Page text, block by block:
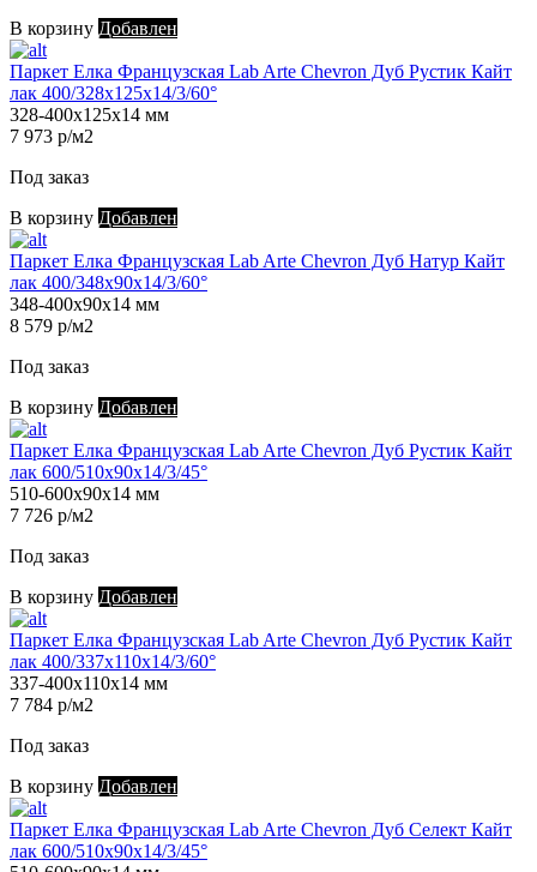
В корзину Добавлен
Паркет Елка Французская Lab Arte Chevron Дуб Рустик Кайт
лак 400/328х125х14/3/60°
328-400х125х14 мм
7 973 р/м2
Под заказ
В корзину Добавлен
Паркет Елка Французская Lab Arte Chevron Дуб Натур Кайт
лак 400/348х90х14/3/60°
348-400х90х14 мм
8 579 р/м2
Под заказ
В корзину Добавлен
Паркет Елка Французская Lab Arte Chevron Дуб Рустик Кайт
лак 600/510х90х14/3/45°
510-600х90х14 мм
7 726 р/м2
Под заказ
В корзину Добавлен
Паркет Елка Французская Lab Arte Chevron Дуб Рустик Кайт
лак 400/337х110х14/3/60°
337-400х110х14 мм
7 784 р/м2
Под заказ
В корзину Добавлен
Паркет Елка Французская Lab Arte Chevron Дуб Селект Кайт
лак 600/510х90х14/3/45°